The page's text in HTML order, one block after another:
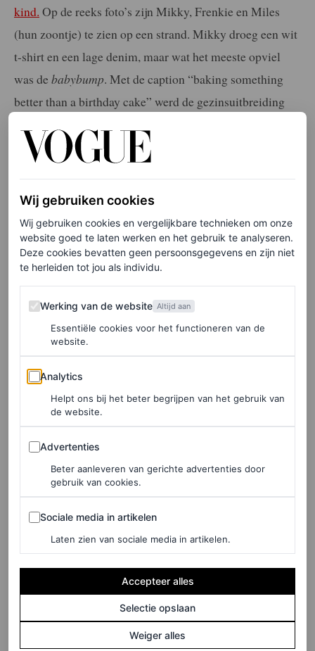
kind. Op de reeks foto’s zijn Mikky, Frenkie en Miles
(hun zoontje) te zien op een strand. Mikky droeg een wit
t-shirt en een lage denim, maar wat het meeste opviel
was de babybump. Met de caption “baking something
better than a birthday cake” werd de gezinsuitbreiding
Het stel is een echtehigh school sweethearts.
sinds 2014 samen. In november van 2023 werden de
voetballer en het stijlicoon de trotse ouders van Miles.
Inmiddels hebben ze elkaar ook (in het geheim) het
jawoord gegeven.
Tweede baby
Op 2 september deelden Mikky Kiemeney en Frenkie de
Jong een foto van hun baby op Instagram. Daarbij
maakten ze ook de geboortedatum bekend: 21 augustus
2025. Ze zijn nu de trotse ouders van hun tweede kind,
Mason de Jong. Felicitaties zijn zeker op hun plek voor
de jeugdliefdes.
Wij gebruiken cookies
Wij gebruiken cookies en vergelijkbare technieken om onze
website goed te laten werken en het gebruik te analyseren.
Deze cookies bevatten geen persoonsgegevens en zijn niet
te herleiden tot jou als individu.
Werking van de website
Werking van de website Altijd aan
Essentiële cookies voor het functioneren van de
website.
Analytics
Analytics
Helpt ons bij het beter begrijpen van het gebruik van
de website.
Advertenties
Advertenties
Beter aanleveren van gerichte advertenties door
gebruik van cookies.
Sociale media in artikelen
Sociale media in artikelen
Laten zien van sociale media in artikelen.
Accepteer alles
Selectie opslaan
Weiger alles